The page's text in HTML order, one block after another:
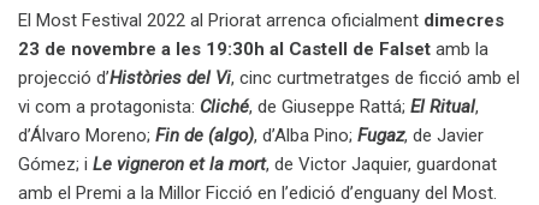
El Most Festival 2022 al Priorat arrenca oficialment dimecres
23 de novembre a les 19:30h al Castell de Falset amb la
projecció d’Històries del Vi, cinc curtmetratges de ficció amb el
vi com a protagonista: Cliché, de Giuseppe Rattá; El Ritual,
d’Álvaro Moreno; Fin de (algo), d’Alba Pino; Fugaz, de Javier
Gómez; i Le vigneron et la mort, de Victor Jaquier, guardonat
amb el Premi a la Millor Ficció en l’edició d’enguany del Most.